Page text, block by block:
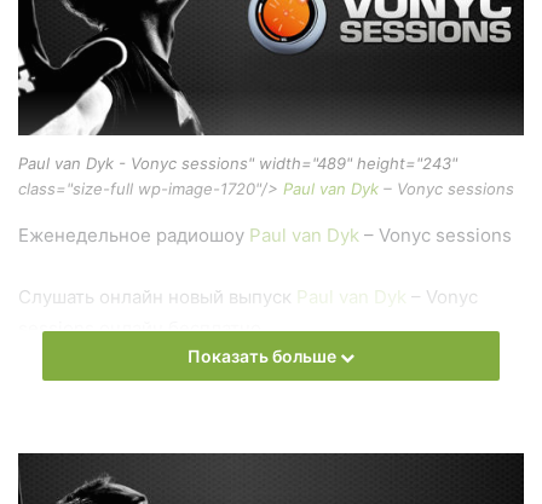
Paul van Dyk - Vonyc sessions" width="489" height="243"
class="size-full wp-image-1720"/> Paul van Dyk – Vonyc sessions
Еженедельное радиошоу Paul van Dyk – Vonyc sessions
Слушать онлайн новый выпуск Paul van Dyk – Vonyc
sessions онлайн бесплатно
sessions в формате mp3. Лучшая музыкальная подборка
и альбомы исполнителя paul-van-dyk.
Показать больше